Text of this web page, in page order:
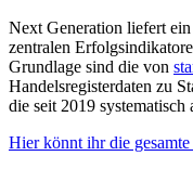
Next Generation liefert
zentralen
Grundlage sind die von
Handelsregisterdaten zu
die seit 2019 systematisch
Hier könnt ihr die